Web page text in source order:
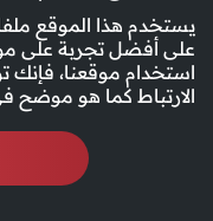
يستخدم هذا الموقع
على أفضل تجربة على
استخدام موقعنا،
الارتباط كما هو موضح